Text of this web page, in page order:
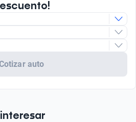
auto
interesar